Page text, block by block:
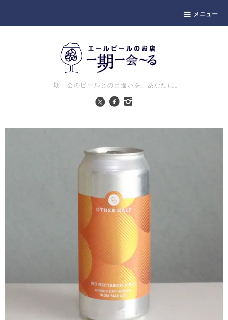
メニュー
一期一会のビールとの出逢いを、あなたに。